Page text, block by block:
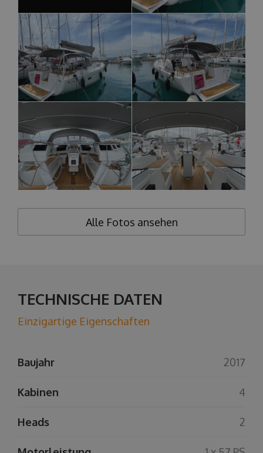
Alle Fotos ansehen
TECHNISCHE DATEN
Einzigartige Eigenschaften
Baujahr 2017
Kabinen 4
Heads 2